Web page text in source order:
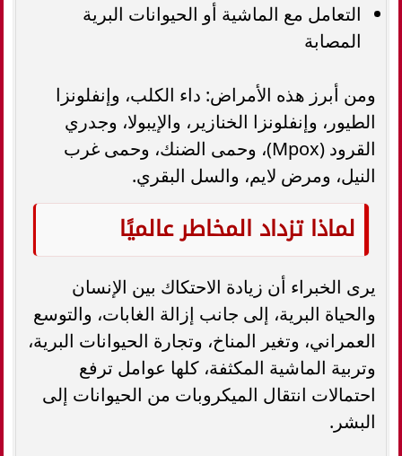
التعامل مع الماشية أو الحيوانات البرية
المصابة
ومن أبرز هذه الأمراض: داء الكلب، وإنفلونزا
الطيور، وإنفلونزا الخنازير، والإيبولا، وجدري
القرود (Mpox)، وحمى الضنك، وحمى غرب
النيل، ومرض لايم، والسل البقري.
لماذا تزداد المخاطر عالميًا
يرى الخبراء أن زيادة الاحتكاك بين الإنسان
والحياة البرية، إلى جانب إزالة الغابات، والتوسع
العمراني، وتغير المناخ، وتجارة الحيوانات البرية،
وتربية الماشية المكثفة، كلها عوامل ترفع
احتمالات انتقال الميكروبات من الحيوانات إلى
البشر.